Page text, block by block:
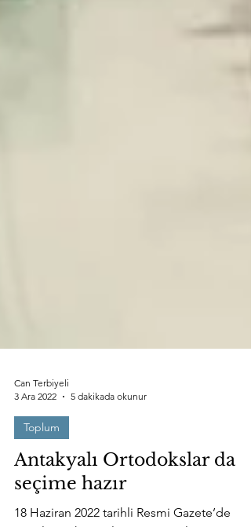
Can Terbiyeli
3 Ara 2022
Toplum
Antakyalı Ortodokslar da
seçime hazır